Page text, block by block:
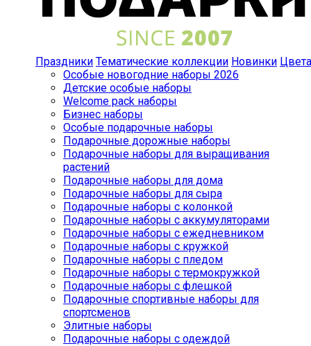
Праздники Тематические коллекции Новинки Цвета
Особые новогодние наборы 2026
Детские особые наборы
Welcome pack наборы
Бизнес наборы
Особые подарочные наборы
Подарочные дорожные наборы
Подарочные наборы для выращивания
растений
Подарочные наборы для дома
Подарочные наборы для сыра
Подарочные наборы с колонкой
Подарочные наборы с аккумуляторами
Подарочные наборы с ежедневником
Подарочные наборы с кружкой
Подарочные наборы с пледом
Подарочные наборы с термокружкой
Подарочные наборы с флешкой
Подарочные спортивные наборы для
спортсменов
Элитные наборы
Подарочные наборы с одеждой